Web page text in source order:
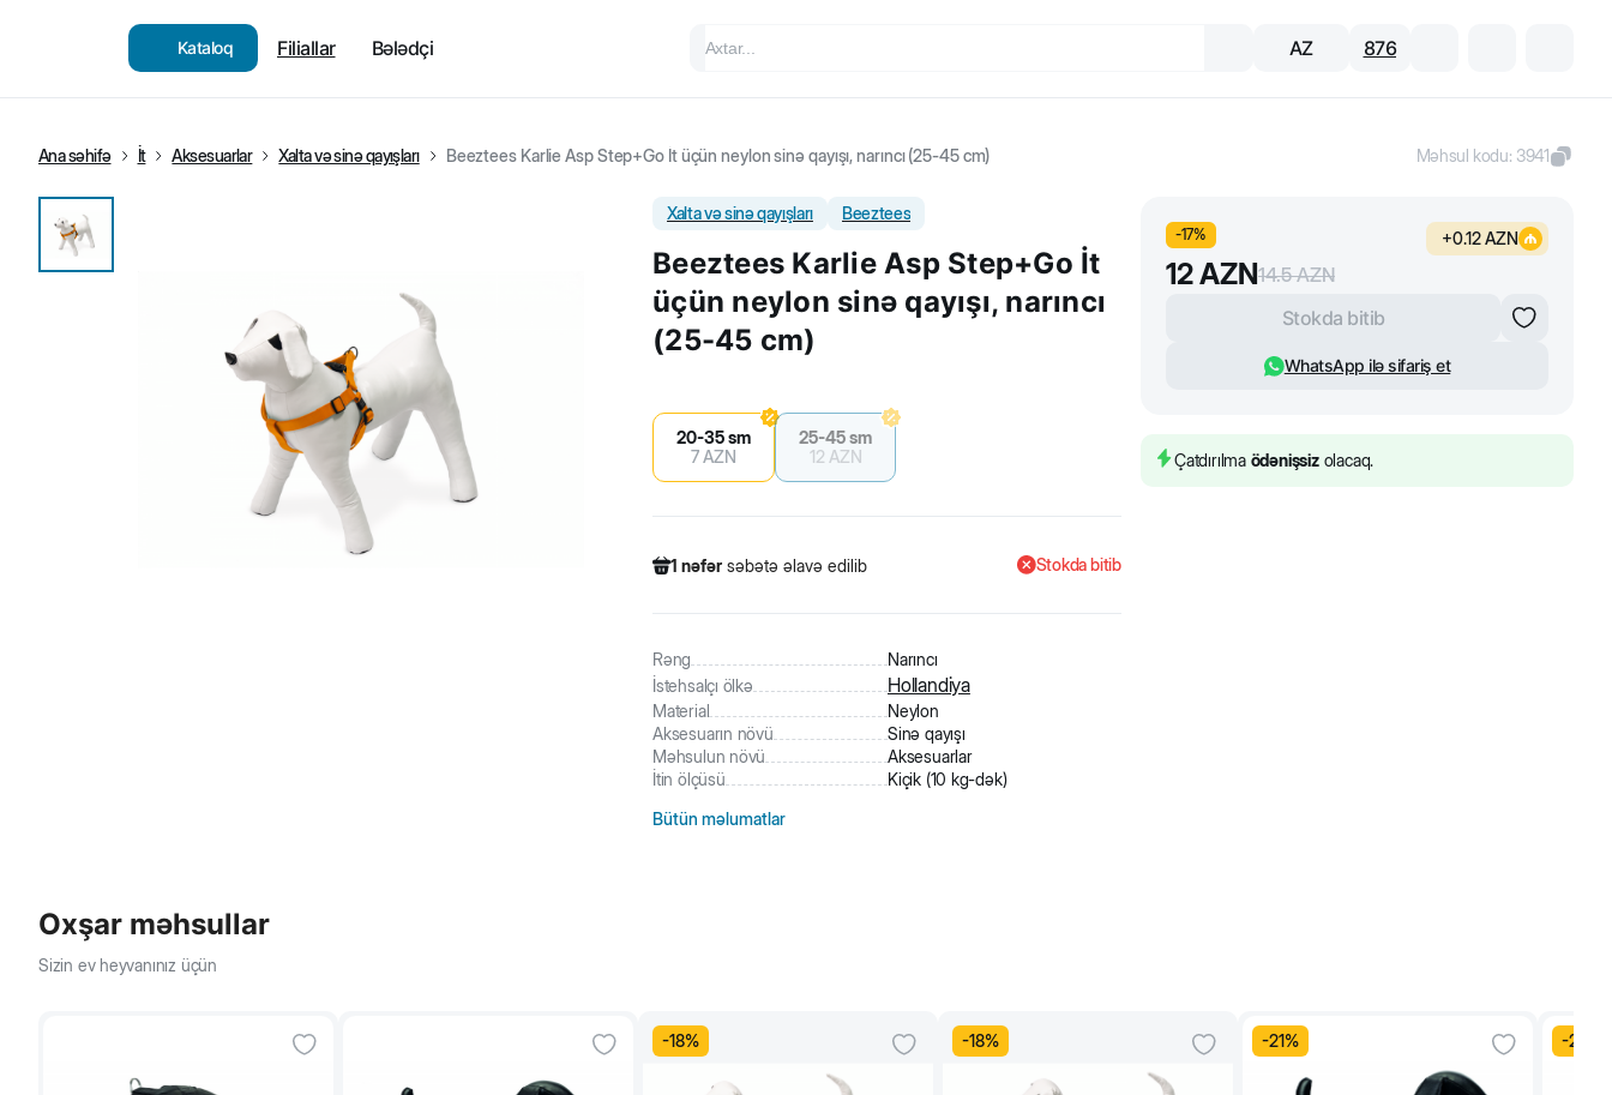
Kataloq Filiallar Bələdçi AZ 876
Ana səhifə İt Aksesuarlar Xalta və sinə qayışları Beeztees Karlie Asp Step+Go İt üçün neylon sinə qayışı, narıncı (25-45 cm) Məhsul kodu: 3941
Xalta və sinə qayışları Beeztees
Beeztees Karlie Asp Step+Go İt
üçün neylon sinə qayışı, narıncı
(25-45 cm)
1 nəfər səbətə əlavə edilib
1 nəfər
Stokda bitib
20-35 sm
7AZN
25-45 sm
12 AZN
Rəng
Narıncı
İstehsalçı ölkə
Hollandiya
Material
Neylon
Aksesuarın növü
Sinə qayışı
Məhsulun növü
Aksesuarlar
İtin ölçüsü
Kiçik (10 kg-dək)
Bütün məlumatlar
-17% +0.12AZN
12AZN14.5 AZN
Stokda bitib
WhatsApp ilə sifariş et
Çatdırılma ödənişsizolacaq.
Oxşar məhsullar
Sizin ev heyvanınız üçün
-18% -18% -21% -21